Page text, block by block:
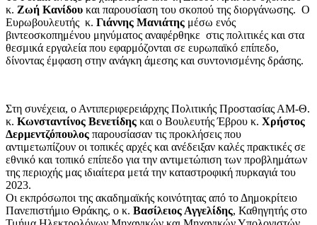
κ. Ζωή Κανίδου και παρουσίαση του σκοπού της διοργάνωσης. Ο
Ευρωβουλευτής κ. Γιάννης Μανιάτης μέσω ενός
βιντεοσκοπημένου μηνύματος αναφέρθηκε στις πολιτικές και στα
θεσμικά εργαλεία που εφαρμόζονται σε ευρωπαϊκό επίπεδο,
δίνοντας έμφαση στην ανάγκη άμεσης και συντονισμένης δράσης.
Στη συνέχεια, ο Αντιπεριφερειάρχης Πολιτικής Προστασίας ΑΜ-Θ.
κ. Κωνσταντίνος Βενετίδης και ο Βουλευτής Έβρου κ. Χρήστος
Δερμεντζόπουλος παρουσίασαν τις προκλήσεις που
αντιμετωπίζουν οι τοπικές αρχές και ανέδειξαν καλές πρακτικές σε
εθνικό και τοπικό επίπεδο για την αντιμετώπιση των προβλημάτων
της περιοχής μας ιδιαίτερα μετά την καταστροφική πυρκαγιά του
2023.
Οι εκπρόσωποι της ακαδημαϊκής κοινότητας από το Δημοκρίτειο
Πανεπιστήμιο Θράκης, ο κ. Βασίλειος Αγγελίδης, Καθηγητής στο